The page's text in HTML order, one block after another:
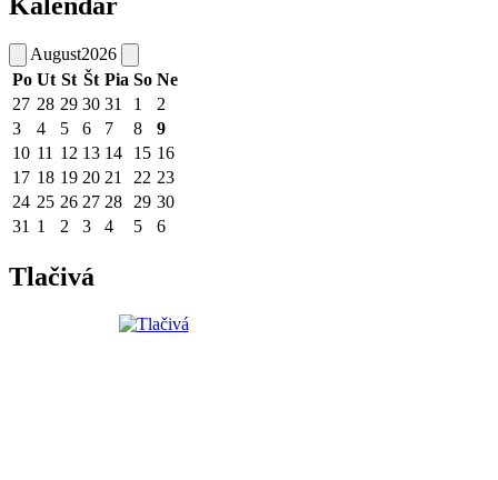
August2026
Po Ut St Št Pia So Ne
27 28 29 30 31 1
2
3
4 5 6 7 8
9
10 11 12 13 14 15 16
17 18 19 20 21 22 23
24 25 26 27 28 29 30
31 1 2 3 4 5 6
Tlačivá